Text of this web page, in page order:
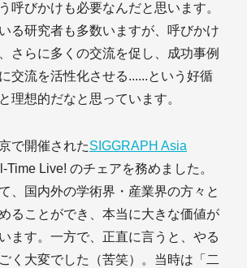
呼びかけも必要なんだと思います。
る研究者も多数いますが、呼びかけ
さらに多くの交流を促し、成功事例
交流を活性化させる......という好循
理想的だなと思っています。
で開催されたSIGGRAPH Asia
Time Live! のチェアを務めました。
、国内外の学術界・産業界の方々と
ることができ、本当に大きな価値が
ます。一方で、正直に言うと、やる
く大変でした（苦笑）。当時は「二